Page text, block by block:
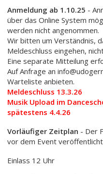
Anmeldung ab 1.10.25 -
über das Online System
werden nicht angenommen.
Wir bitten um Verständnis,
Meldeschluss eingehen,
Eine separate Mitteilung
Auf Anfrage an
Warteliste anbieten.
Meldeschluss 13.3.26
Musik Upload im
spätestens 4.4.26
Vorläufiger Zeitplan - Der
vor dem Event veröffentlicht
Einlass 12 Uhr